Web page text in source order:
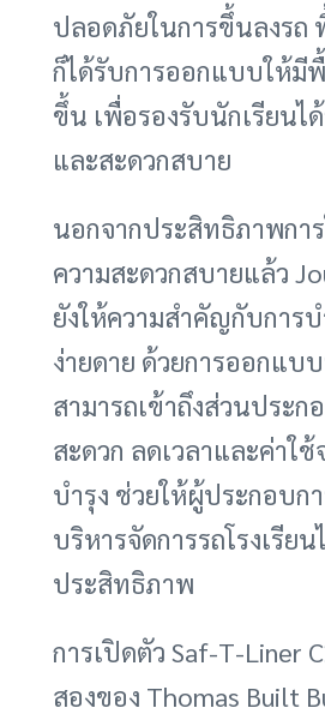
ปลอดภัยในการขึ้นลงรถ
ก็ได้รับการออกแบบให้มี
ขึ้น เพื่อรองรับนักเรียนไ
และสะดวกสบาย
นอกจากประสิทธิภาพกา
ความสะดวกสบายแล้ว
ยังให้ความสำคัญกับการ
ง่ายดาย ด้วยการออกแบ
สามารถเข้าถึงส่วนประก
สะดวก ลดเวลาและค่าใ
บำรุง ช่วยให้ผู้ประกอบก
บริหารจัดการรถโรงเรียน
ประสิทธิภาพ
การเปิดตัว Saf-T-Liner
สองของ Thomas Built